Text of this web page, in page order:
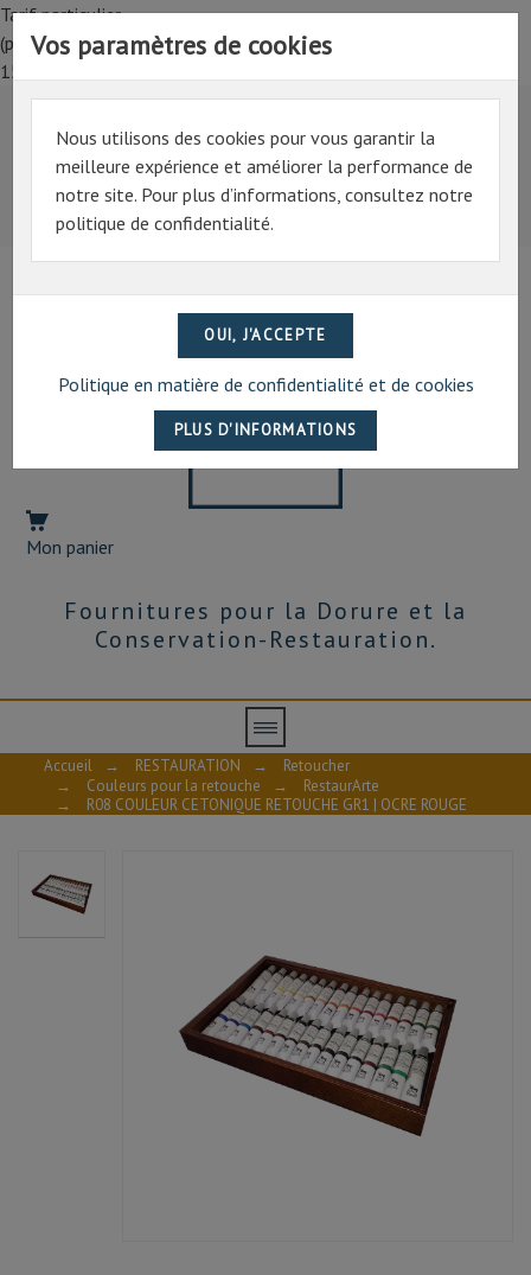
Tarif particulier,
(professionnel, connectez-vous pour bénéficier de la remise de
15%)
Tarif particulier,
(professionnel, connectez-vous pour bénéficier de la
remise de 15%)
07 69 94 13 47
Mon panier
Fournitures pour la Dorure et la
Conservation-Restauration.
Vos paramètres de cookies
Nous utilisons des cookies pour vous garantir la
meilleure expérience et améliorer la performance de
notre site. Pour plus d’informations, consultez notre
politique de confidentialité.
Politique en matière de confidentialité et de cookies
Accueil → RESTAURATION →
Retoucher
→
Couleurs pour la retouche →
RestaurArte
→
R08 COULEUR CETONIQUE RETOUCHE GR1 | OCRE ROUGE